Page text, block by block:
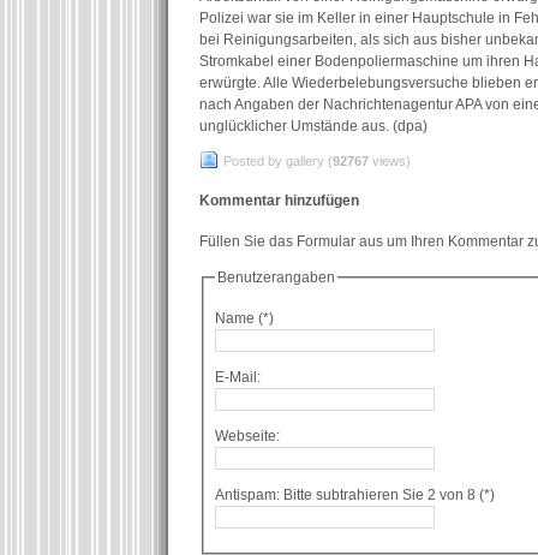
Polizei war sie im Keller in einer Hauptschule in
bei Reinigungsarbeiten, als sich aus bisher
Stromkabel einer Bodenpoliermaschine um ihren
erwürgte. Alle Wiederbelebungsversuche blieben
nach Angaben der Nachrichtenagentur APA von
unglücklicher Umstände aus. (dpa)
Posted by gallery (92767 views)
Kommentar hinzufügen
Füllen Sie das Formular aus um Ihren Kommentar
Benutzerangaben
Name (*)
E-Mail:
Webseite:
Antispam: Bitte subtrahieren Sie 2 von 8 (*)